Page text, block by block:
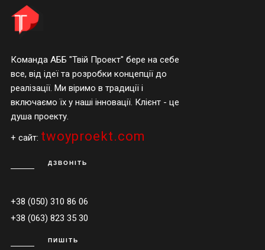
Команда АББ "Твій Проект" бере на себе
все, від ідеї та розробки концепції до
реалізації. Ми віримо в традиції і
включаємо їх у наші інновації. Клієнт - це
душа проекту.
+ сайт: twoyproekt.com
ДЗВОНІТЬ
+38 (050) 310 86 06
+38 (063) 823 35 30
ПИШІТЬ